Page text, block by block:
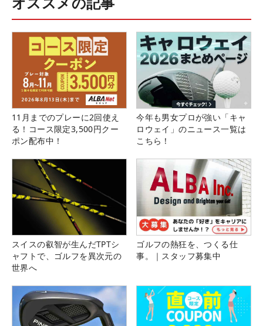
11月までのプレーに2回使え
る！コース限定3,500円クー
ポン配布中！
今年も男女プロが強い「キャ
ロウェイ」のニュース一覧は
こちら！
スイスの叡智が生んだTPTシ
ャフトで、ゴルフを異次元の
世界へ
ゴルフの熱狂を、つくる仕
事。｜スタッフ募集中